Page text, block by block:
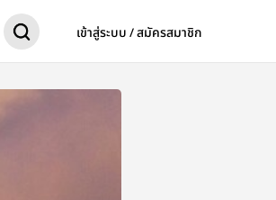
เข้าสู่ระบบ / สมัครสมาชิก